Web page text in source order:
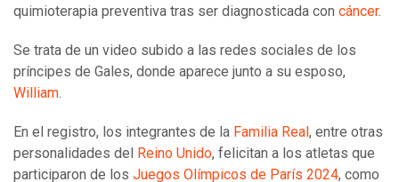
quimioterapia preventiva tras ser diagnosticada con cáncer.
Se trata de un video subido a las redes sociales de los
príncipes de Gales, donde aparece junto a su esposo,
William.
En el registro, los integrantes de la Familia Real , entre otras
personalidades del
Reino Unido, felicitan a los atletas que
participaron de los Juegos Olímpicos de París 2024, como